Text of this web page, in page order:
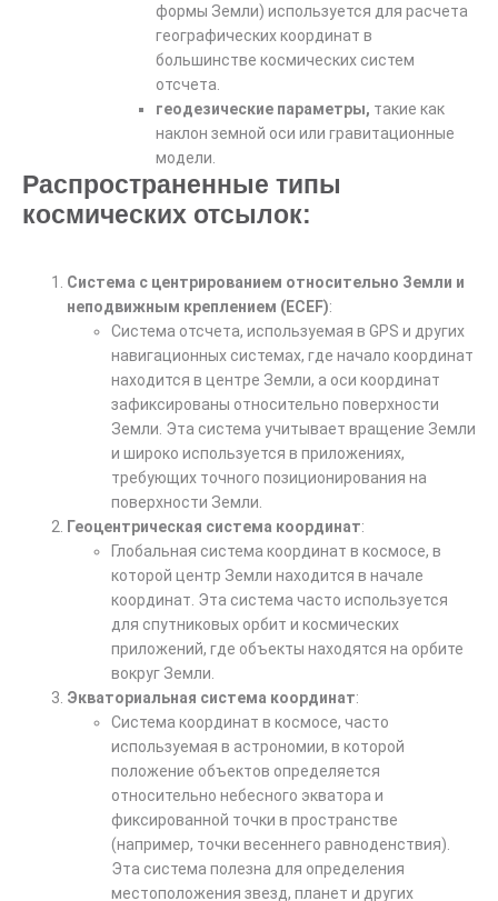
формы Земли) используется для расчета
географических координат в
большинстве космических систем
отсчета.
геодезические параметры, такие как
наклон земной оси или гравитационные
модели.
Распространенные типы
космических отсылок:
Система с центрированием относительно Земли и
неподвижным креплением (ECEF):
Система отсчета, используемая в GPS и других
навигационных системах, где начало координат
находится в центре Земли, а оси координат
зафиксированы относительно поверхности
Земли. Эта система учитывает вращение Земли
и широко используется в приложениях,
требующих точного позиционирования на
поверхности Земли.
Геоцентрическая система координат:
Глобальная система координат в космосе, в
которой центр Земли находится в начале
координат. Эта система часто используется
для спутниковых орбит и космических
приложений, где объекты находятся на орбите
вокруг Земли.
Экваториальная система координат:
Система координат в космосе, часто
используемая в астрономии, в которой
положение объектов определяется
относительно небесного экватора и
фиксированной точки в пространстве
(например, точки весеннего равноденствия).
Эта система полезна для определения
местоположения звезд, планет и других